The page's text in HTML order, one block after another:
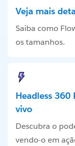
Veja mais
Saiba como
os tamanhos.
Headless
vivo
Descubra o
vendo-o em